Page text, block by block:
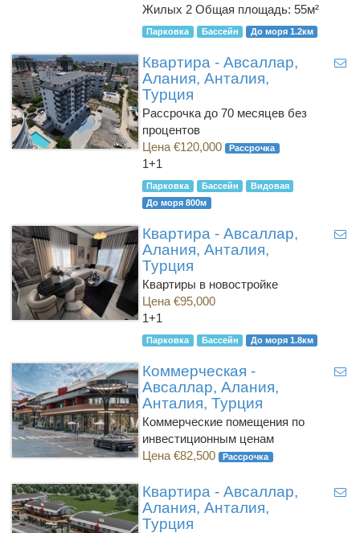
Жилых 2 Общая площадь: 55м²
Парковка Бассейн До моря 1.2км
Квартира - Авсаллар,
Алания, Анталия,
Турция
Рассрочка до 70 месяцев без
процентов
Цена €120,000
Рассрочка
1+1
Парковка Бассейн
Видовая
До моря 800м
Квартира - Авсаллар,
Алания, Анталия,
Турция
Квартиры в новостройке
Цена €95,000
1+1
Парковка Бассейн До моря 1.8км
Коммерческая -
Авсаллар, Алания,
Анталия, Турция
Коммерческие помещения по
инвестиционным ценам
Цена €82,500
Рассрочка
Квартира - Авсаллар,
Алания, Анталия,
Турция